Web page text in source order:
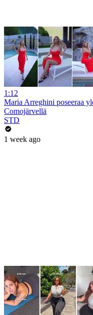
1:12
Maria Arreghini poseeraa
Comojärvellä
STD
1 week ago